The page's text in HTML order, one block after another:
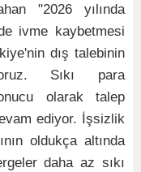
"2026 yılında
ivme kaybetmesi
dış talebinin
Sıkı para
olarak talep
ediyor. İşsizlik
oldukça altında
daha az sıkı